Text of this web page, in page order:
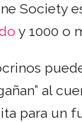
Society
y 1000 o
al
para un